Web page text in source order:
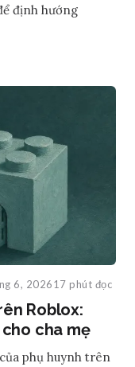
định hướng
6, 202617 phút đọc
Roblox:
cha mẹ
phụ huynh trên